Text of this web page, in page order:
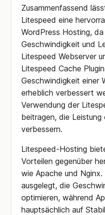
Zusammenfassend
Litespeed eine
WordPress Hosting,
Geschwindigkeit und
Litespeed Webserver
Litespeed Cache
Geschwindigkeit einer
erheblich verbessert
Verwendung der
beitragen, die Leistung
verbessern.
Litespeed-Hosting
Vorteilen gegenüber
wie Apache und
ausgelegt, die
optimieren, während
hauptsächlich auf